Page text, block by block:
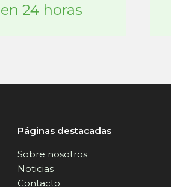
24 horas
Páginas destacadas
Sobre nosotros
Noticias
Contacto